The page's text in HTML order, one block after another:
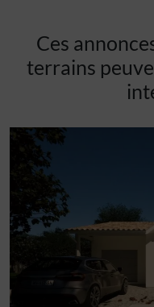
Ces
terrains